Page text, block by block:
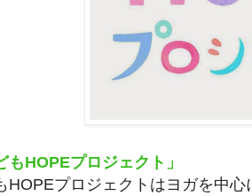
もHOPEプロジェクト」
HOPEプロジェクトはヨガを中